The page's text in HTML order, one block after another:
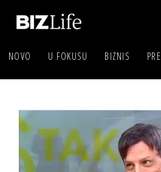
NOVO U FOKUSU BIZNIS